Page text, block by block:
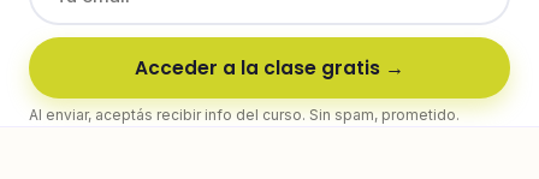
Acceder a la clase gratis →
Al enviar, aceptás recibir info del curso. Sin spam, prometido.